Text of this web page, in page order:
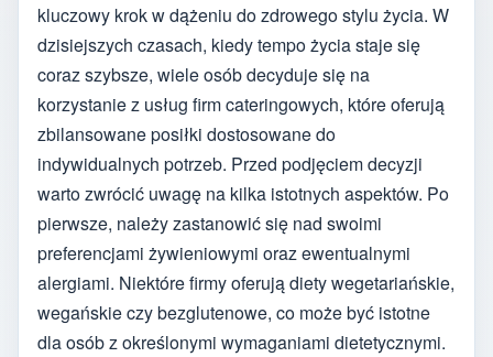
kluczowy krok w dążeniu do zdrowego stylu życia. W
dzisiejszych czasach, kiedy tempo życia staje się
coraz szybsze, wiele osób decyduje się na
korzystanie z usług firm cateringowych, które oferują
zbilansowane posiłki dostosowane do
indywidualnych potrzeb. Przed podjęciem decyzji
warto zwrócić uwagę na kilka istotnych aspektów. Po
pierwsze, należy zastanowić się nad swoimi
preferencjami żywieniowymi oraz ewentualnymi
alergiami. Niektóre firmy oferują diety wegetariańskie,
wegańskie czy bezglutenowe, co może być istotne
dla osób z określonymi wymaganiami dietetycznymi.